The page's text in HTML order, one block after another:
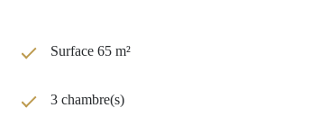
Surface 65 m²
3 chambre(s)